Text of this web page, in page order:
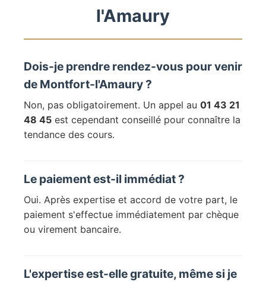
l'Amaury
Dois-je prendre rendez-vous pour venir
de Montfort-l'Amaury ?
Non, pas obligatoirement. Un appel au 01 43 21
48 45 est cependant conseillé pour connaître la
tendance des cours.
Le paiement est-il immédiat ?
Oui. Après expertise et accord de votre part, le
paiement s'effectue immédiatement par chèque
ou virement bancaire.
L'expertise est-elle gratuite, même si je